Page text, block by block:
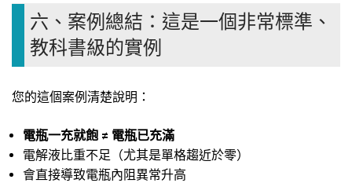
六、案例總結：這是一個非常標準、
教科書級的實例
您的這個案例清楚說明：
電瓶一充就飽 ≠ 電瓶已充滿
電解液比重不足（尤其是單格趨近於零）
會直接導致電瓶內阻異常升高